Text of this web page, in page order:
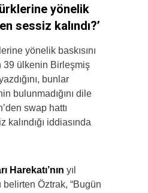
yönelik
sessiz kalındı?’
yönelik baskısını
39 ülkenin Birleşmiş
bunlar
bulunmadığını dile
swap hattı
kalındığı iddiasında
Harekatı’nın yıl
Öztrak, “Bugün